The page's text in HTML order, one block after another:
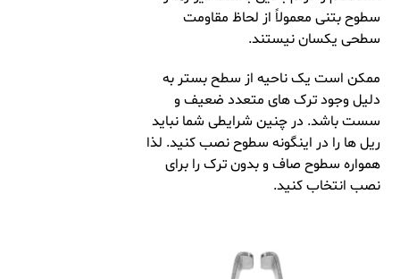
سطوح بتنی معمولاً از لحاظ مقاومت
سطحی یکسان نیستند.
ممکن است یک ناحیه از سطح بستر به
دلیل وجود ترک های متعدد ضعیف و
سست باشد. در چنین شرایطی شما نباید
ریل ها را در اینگونه سطوح نصب کنید. لذا
همواره سطوح صاف و بدون ترک را برای
نصب انتخاب کنید.